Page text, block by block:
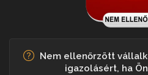
Nem ellenőrzött
igazolásért, ha